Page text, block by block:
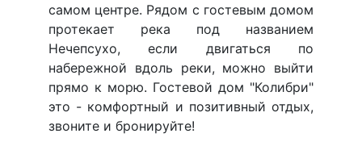
самом центре. Рядом с гостевым домом
протекает река под названием
Нечепсухо, если двигаться по
набережной вдоль реки, можно выйти
прямо к морю. Гостевой дом "Колибри"
это - комфортный и позитивный отдых,
звоните и бронируйте!